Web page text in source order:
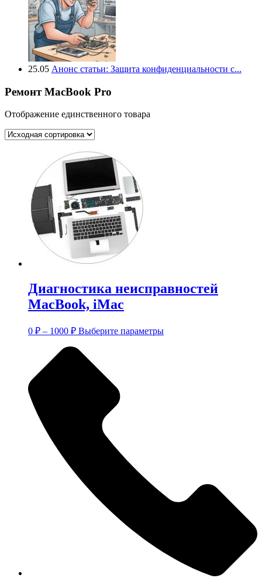
25.05 Анонс статьи: Защита конфиденциальности с...
Ремонт MacBook Pro
Отображение единственного товара
Диагностика неисправностей
MacBook, iMac
0 ₽ – 1000 ₽Диапазон
0 ₽
1000 ₽
Выберите параметрыЭтот